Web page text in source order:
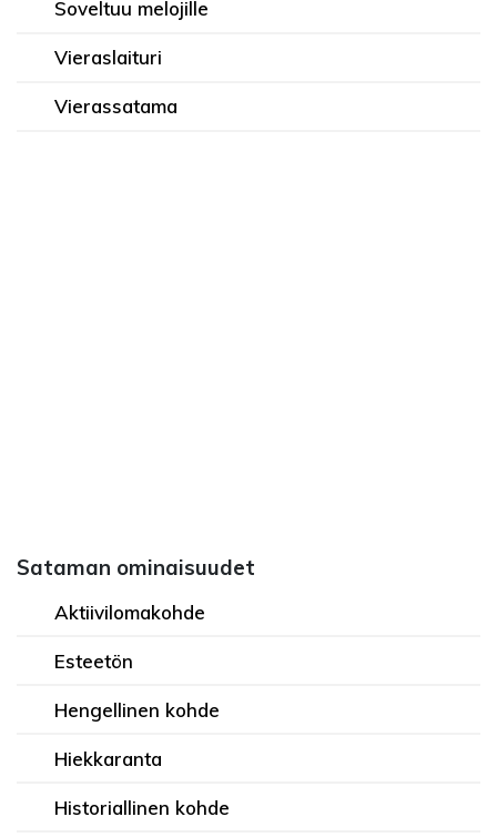
Soveltuu melojille
Vieraslaituri
Vierassatama
Sataman ominaisuudet
Aktiivilomakohde
Esteetön
Hengellinen kohde
Hiekkaranta
Historiallinen kohde